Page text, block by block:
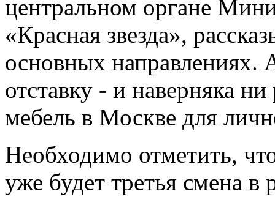
центральном органе
«Красная звезда»,
основных направлениях.
отставку - и наверняка
мебель в Москве для
Необходимо отметить,
уже будет третья смена в